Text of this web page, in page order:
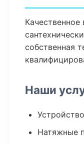
собственная
Наши
Натяжные